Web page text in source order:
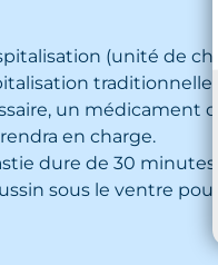
(unité de
un médicament
en charge.
dure de 30 minutes
sous le ventre